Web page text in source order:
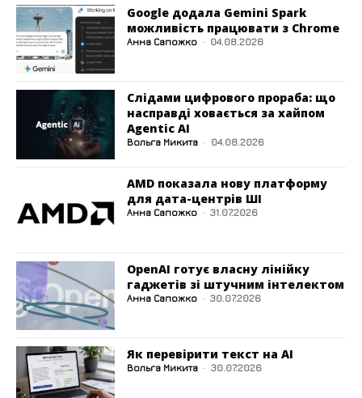
Google додала Gemini Spark
можливість працювати з Chrome
Анна Сапожко - 04.08.2026
Слідами цифрового прораба: що
насправді ховається за хайпом
Agentic AI
Вольга Микита - 04.08.2026
AMD показала нову платформу
для дата-центрів ШІ
Анна Сапожко - 31.07.2026
OpenAI готує власну лінійку
гаджетів зі штучним інтелектом
Анна Сапожко - 30.07.2026
Як перевірити текст на AI
Вольга Микита - 30.07.2026